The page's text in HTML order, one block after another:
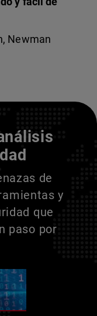
Newman
de
y
que
paso por